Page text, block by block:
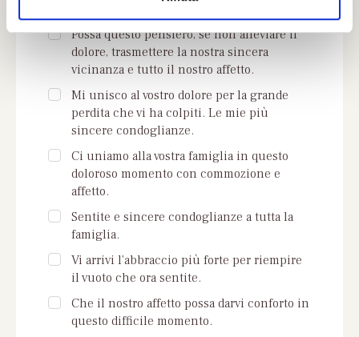
Possa questo pensiero, se non alleviare il
dolore, trasmettere la nostra sincera
vicinanza e tutto il nostro affetto.
Mi unisco al vostro dolore per la grande
perdita che vi ha colpiti. Le mie più
sincere condoglianze.
Ci uniamo alla vostra famiglia in questo
doloroso momento con commozione e
affetto.
Sentite e sincere condoglianze a tutta la
famiglia.
Vi arrivi l'abbraccio più forte per riempire
il vuoto che ora sentite.
Che il nostro affetto possa darvi conforto in
questo difficile momento.